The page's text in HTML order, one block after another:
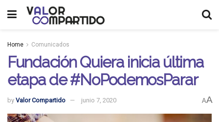
Home Comunicados
Fundación Quiera inicia última
etapa de #NoPodemosParar
by Valor Compartido junio 7, 2020 AA